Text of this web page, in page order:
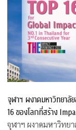
จุฬาฯ ผงาดมหาวิทยาลั
16 ของโลกที่สร้าง
จุฬาฯ ผงาดมหาวิทย